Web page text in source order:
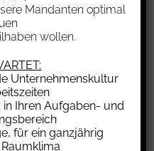
die
aus zu
eine
daher fair und unter
Mandanten optimal
wollen.
Unternehmenskultur
Ihren Aufgaben- und
für ein ganzjährig